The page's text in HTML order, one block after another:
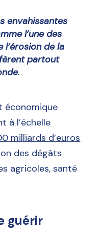
envahissantes
l’une des
l’érosion de la
partout
économique
à l’échelle
milliards d’euros
des dégâts
agricoles, santé
guérir